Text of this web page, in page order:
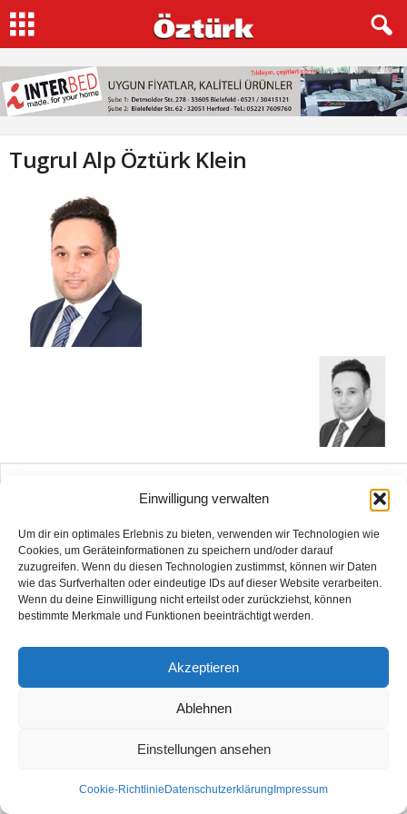
Einwilligung verwalten
Um dir ein optimales Erlebnis zu bieten, verwenden wir Technologien wie
Cookies, um Geräteinformationen zu speichern und/oder darauf
zuzugreifen. Wenn du diesen Technologien zustimmst, können wir Daten
wie das Surfverhalten oder eindeutige IDs auf dieser Website verarbeiten.
Wenn du deine Einwilligung nicht erteilst oder zurückziehst, können
bestimmte Merkmale und Funktionen beeinträchtigt werden.
Akzeptieren
Ablehnen
Einstellungen ansehen
Cookie-Richtlinie Datenschutzerklärung Impressum
Tugrul Alp Öztürk Klein